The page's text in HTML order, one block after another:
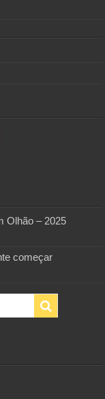
Olhão – 2025
começar